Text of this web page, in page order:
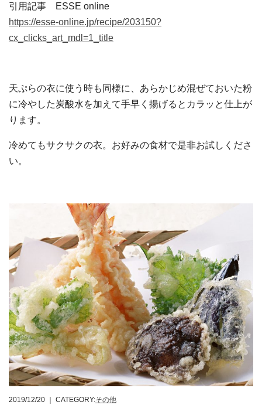
引用記事 ESSE online
https://esse-online.jp/recipe/203150?
cx_clicks_art_mdl=1_title
天ぷらの衣に使う時も同様に、あらかじめ混ぜておいた粉
に冷やした炭酸水を加えて手早く揚げるとカラッと仕上が
ります。
冷めてもサクサクの衣。お好みの食材で是非お試しくださ
い。
2019/12/20 ｜ CATEGORY:その他